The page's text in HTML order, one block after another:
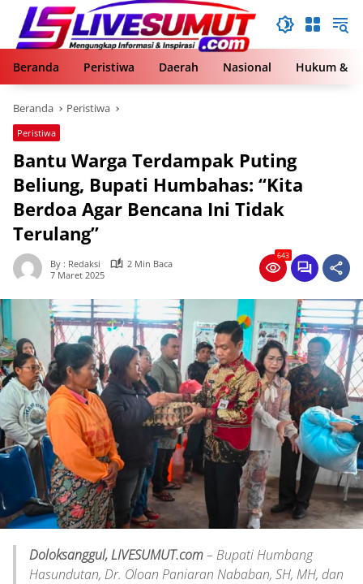
Langsung
konten
Beranda
Peristiwa Daerah Nasional Hukum &
Beranda Peristiwa
Peristiwa
Bantu Warga Terdampak Puting
Beliung, Bupati Humbahas: “Kita
Berdoa Agar Bencana Ini Tidak
Terulang”
By : Redaksi
2 Min Baca
7 Maret 2025
643
Doloksanggul, LIVESUMUT.com– Bupati Humbang
Hasundutan, Dr. Oloan Paniaran Nababan, SH, MH, dan